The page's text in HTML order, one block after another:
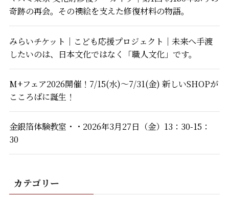
奇跡の再会。その襖絵を支えた修復材料の物語。
みらいチケット｜こども応援プロジェクト｜未来へ手渡
したいのは、日本文化ではなく「職人文化」です。
M+フェア2026開催！7/15(水)～7/31(金) 新しいSHOPが
こころばに誕生！
金銀箔体験教室・・2026年3月27日（金）13：30-15：
30
カテゴリー